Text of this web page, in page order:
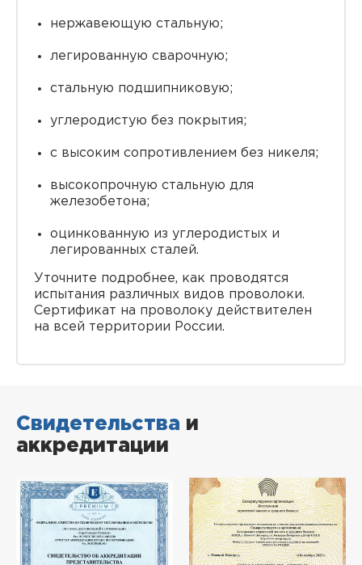
нержавеющую стальную;
легированную сварочную;
стальную подшипниковую;
углеродистую без покрытия;
с высоким сопротивлением без никеля;
высокопрочную стальную для
железобетона;
оцинкованную из углеродистых и
легированных сталей.
Уточните подробнее, как проводятся
испытания различных видов проволоки.
Сертификат на проволоку действителен
на всей территории России.
Свидетельства и
аккредитации